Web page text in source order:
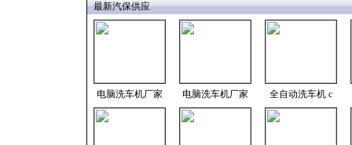
最新汽保供应
电脑洗车机厂家 电脑洗车机厂家 全自动洗车机 c